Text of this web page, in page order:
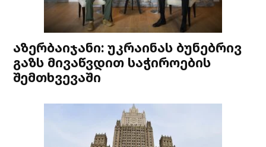
აზერბაიჯანი: უკრაინას ბუნებრივ
გაზს მივაწვდით საჭიროების
შემთხვევაში